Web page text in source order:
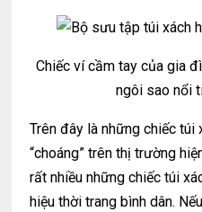
Chiếc ví cầm tay của gia
ngôi sao nổi
Trên đây là những chiếc túi
“choáng” trên thị trường
rất nhiều những chiếc túi
hiệu thời trang bình dân.